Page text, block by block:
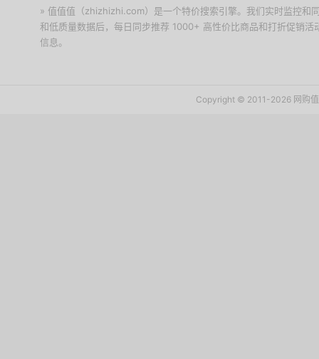
» 值值值（zhizhizhi.com）是一个特价搜索引擎。我们实时监控和
和低质量数据后，每日同步推荐 1000+ 高性价比商品和打折促销
信息。
Copyright © 2011-2026 网购